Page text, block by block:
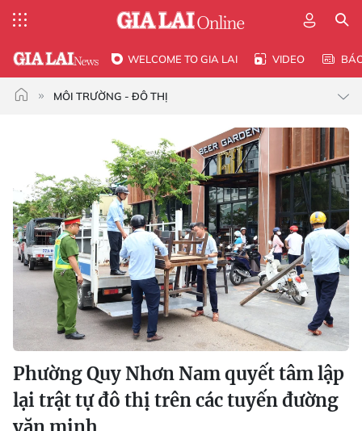
WELCOME TO GIA LAI VIDEO
MÔI TRƯỜNG - ĐÔ THỊ
Phường Quy Nhơn Nam quyết tâm lập
lại trật tự đô thị trên các tuyến đường